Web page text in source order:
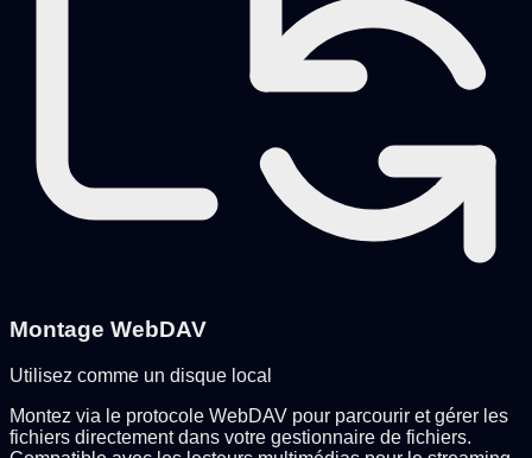
Montage WebDAV
Utilisez comme un disque local
Montez via le protocole WebDAV pour parcourir et gérer les
fichiers directement dans votre gestionnaire de fichiers.